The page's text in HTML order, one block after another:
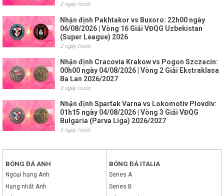
2 ngày trước
Nhận định Pakhtakor vs Buxoro: 22h00 ngày
06/08/2026 | Vòng 16 Giải VĐQG Uzbekistan
(Super League) 2026
2 ngày trước
Nhận định Cracovia Krakow vs Pogon Szczecin:
00h00 ngày 04/08/2026 | Vòng 2 Giải Ekstraklasa
Ba Lan 2026/2027
3 ngày trước
Nhận định Spartak Varna vs Lokomotiv Plovdiv:
01h15 ngày 04/08/2026 | Vòng 3 Giải VĐQG
Bulgaria (Parva Liga) 2026/2027
3 ngày trước
BÓNG ĐÁ ANH
Ngoại hạng Anh
Hạng nhất Anh
BÓNG ĐÁ ITALIA
Series A
Series B